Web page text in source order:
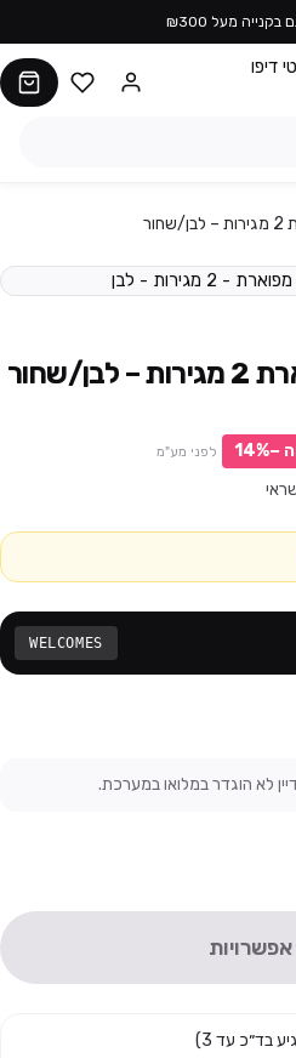
מעל ₪300
שחור
−
14% לפני מע"מ
WELCOMES
לא הוגדר במלואו במערכת.